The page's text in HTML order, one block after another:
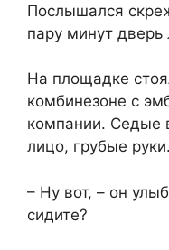
Послышался
пару минут дверь
На площадке
комбинезоне с
компании. Седые
лицо, грубые руки.
– Ну вот, – он
сидите?